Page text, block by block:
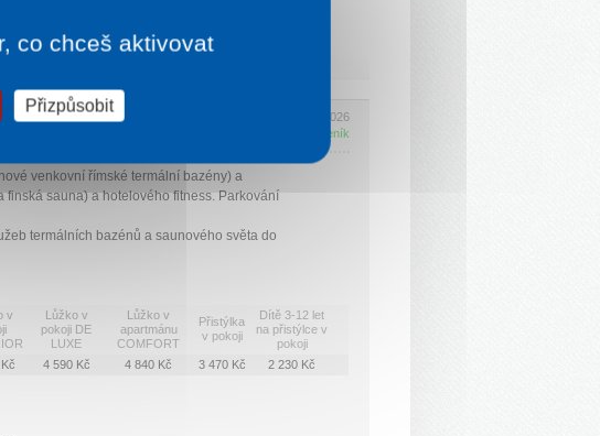
Platí 7. 4. 2026 - 24. 12. 2026
Kompletní ceník
venkovní římské termální bazény) a
sauna) a hotelového fitness. Parkování
termálních bazénů a saunového světa do
v
Lůžko v
pokoji DE
LUXE
Lůžko v
apartmánu
COMFORT
Přistýlka
v pokoji
Dítě 3-12 let
na přistýlce v
pokoji
4 590 Kč 4 840 Kč 3 470 Kč 2 230 Kč
co chceš aktivovat
Přizpůsobit